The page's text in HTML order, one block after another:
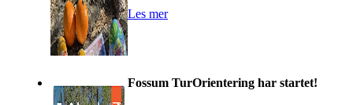
Les mer
Fossum TurOrientering har startet!